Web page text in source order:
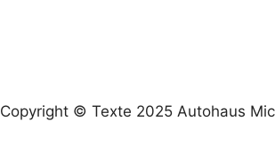
Copyright © Texte 2025 Autohaus